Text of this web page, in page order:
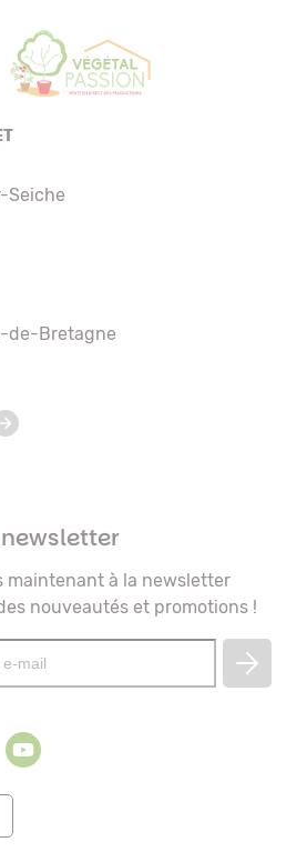
Seiche
de-Bretagne
maintenant à la newsletter
nouveautés et promotions !